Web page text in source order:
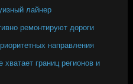
лайнер
ремонтируют дороги
направления
границ регионов и